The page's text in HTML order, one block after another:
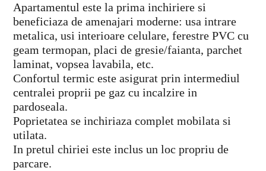
Apartamentul este la prima inchiriere si
beneficiaza de amenajari moderne: usa intrare
metalica, usi interioare celulare, ferestre PVC cu
geam termopan, placi de gresie/faianta, parchet
laminat, vopsea lavabila, etc.
Confortul termic este asigurat prin intermediul
centralei proprii pe gaz cu incalzire in
pardoseala.
Poprietatea se inchiriaza complet mobilata si
utilata.
In pretul chiriei este inclus un loc propriu de
parcare.